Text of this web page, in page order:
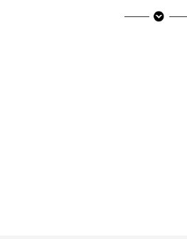
東京都葛飾区亀有3-49-3 アリオ亀有2階